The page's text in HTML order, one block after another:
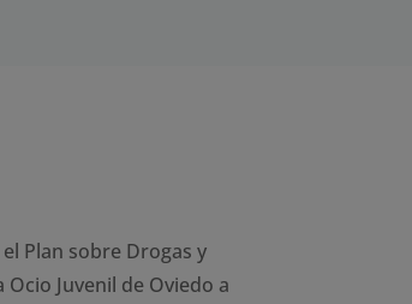
Plan sobre Drogas y
Juvenil de Oviedo a